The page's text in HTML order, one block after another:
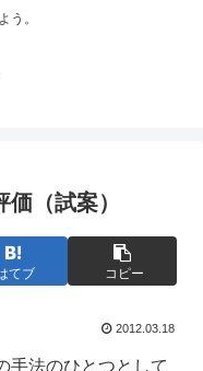
う。
（試案）
てブ コピー
2012.03.18
手法のひとつとして